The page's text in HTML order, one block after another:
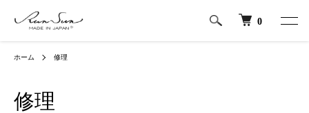
0
ホーム 修理
修理